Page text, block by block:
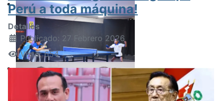
Perú a toda máquina!
Detalles
Publicado: 27 Febrero 2026
Visto: 654